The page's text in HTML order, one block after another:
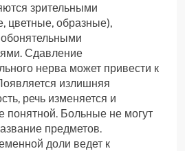
зрительными
цветные, образные),
Сдавление
нерва может привести к
излишняя
речь изменяется и
понятной. Больные не могут
предметов.
доли ведет к